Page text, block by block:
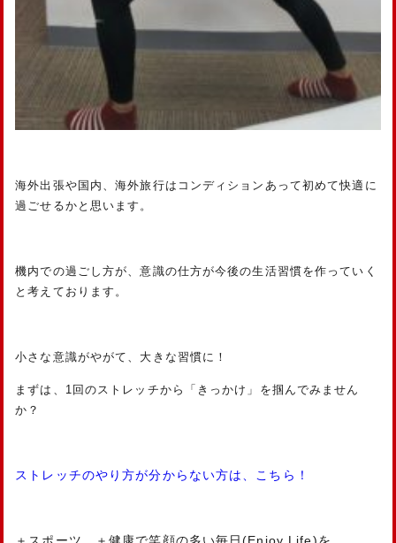
海外出張や国内、海外旅行はコンディションあって初めて快適に
過ごせるかと思います。
機内での過ごし方が、意識の仕方が今後の生活習慣を作っていく
と考えております。
小さな意識がやがて、大きな習慣に！
まずは、1回のストレッチから「きっかけ」を掴んでみません
か？
ストレッチのやり方が分からない方は、こちら！
＋スポーツ、＋健康で笑顔の多い毎日(Enjoy Life)を。